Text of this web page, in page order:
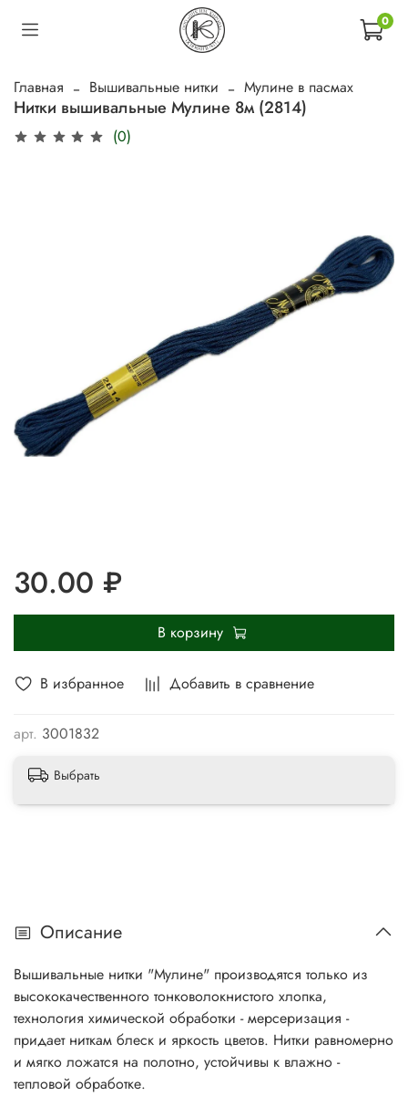
0
Главная Вышивальные нитки Мулине в пасмах
Нитки вышивальные Мулине 8м (2814)
(0)
В избранное Добавить в сравнение
арт. 3001832
30.00 ₽
В корзину
Выбрать
Описание
Вышивальные нитки "Мулине" производятся только из
высококачественного тонковолокнистого хлопка,
технология химической обработки - мерсеризация -
придает ниткам блеск и яркость цветов. Нитки равномерно
и мягко ложатся на полотно, устойчивы к влажно -
тепловой обработке.